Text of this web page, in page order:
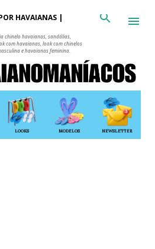
conteúdo principal
HAVAIANAS |
chinelo havaianas, sandálias,
com havaianas, look com chinelos
e havaianas feminina.
LOOKS MODELOS NEWSLETTER